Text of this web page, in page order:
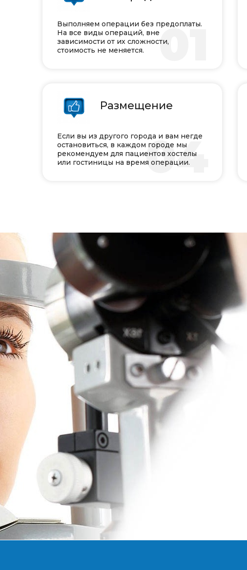
01
04
Выполняем операции без предоплаты.
На все виды операций, вне
зависимости от их сложности,
стоимость не меняется.
Размещение
Если вы из другого города и вам негде
остановиться, в каждом городе мы
рекомендуем для пациентов хостелы
или гостиницы на время операции.